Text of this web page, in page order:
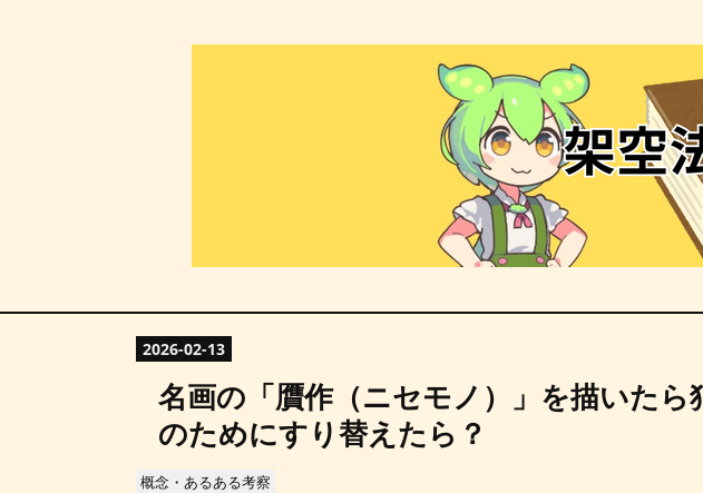
2026-02-13
名画の「贋作（ニセモノ）」を描いたら
のためにすり替えたら？
概念・あるある考察